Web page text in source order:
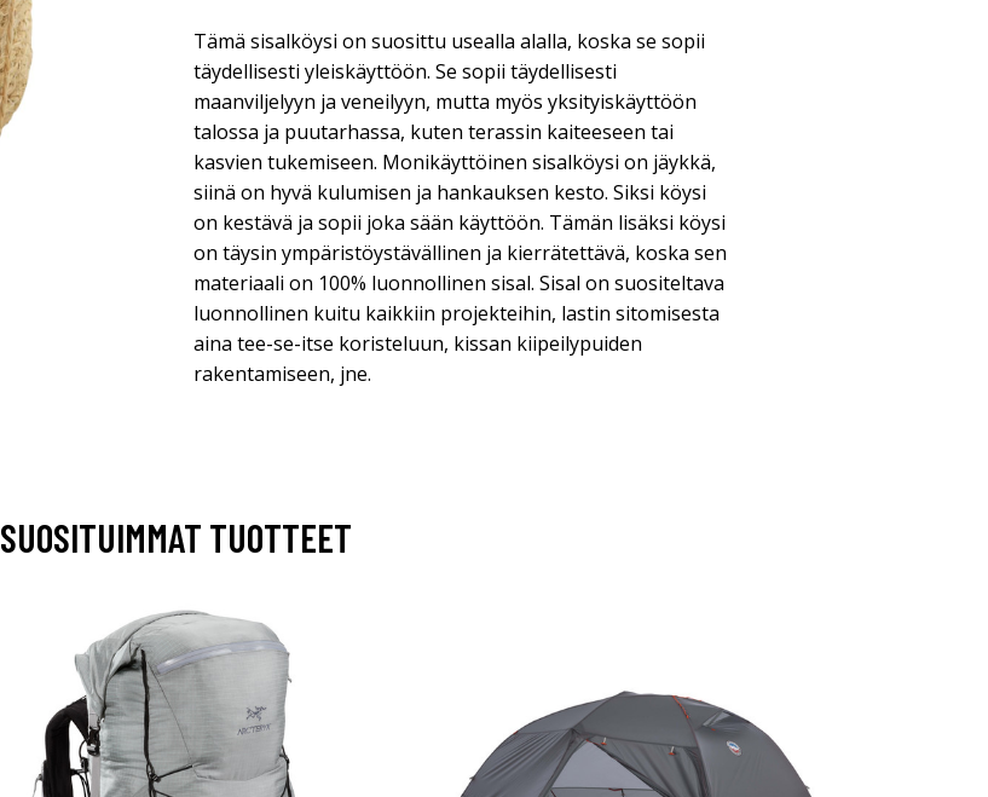
Tämä sisalköysi on suosittu usealla alalla, koska se sopii
täydellisesti yleiskäyttöön. Se sopii täydellisesti
maanviljelyyn ja veneilyyn, mutta myös yksityiskäyttöön
talossa ja puutarhassa, kuten terassin kaiteeseen tai
kasvien tukemiseen. Monikäyttöinen sisalköysi on jäykkä,
siinä on hyvä kulumisen ja hankauksen kesto. Siksi köysi
on kestävä ja sopii joka sään käyttöön. Tämän lisäksi köysi
on täysin ympäristöystävällinen ja kierrätettävä, koska sen
materiaali on 100% luonnollinen sisal. Sisal on suositeltava
luonnollinen kuitu kaikkiin projekteihin, lastin sitomisesta
aina tee-se-itse koristeluun, kissan kiipeilypuiden
rakentamiseen, jne.
SUOSITUIMMAT TUOTTEET